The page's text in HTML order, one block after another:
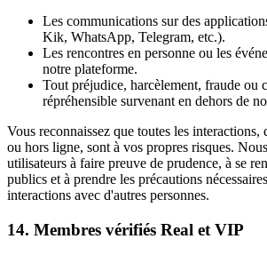
Les communications sur des
Kik, WhatsApp, Telegram, etc.).
Les rencontres en personne ou les
notre plateforme.
Tout préjudice, harcèlement, fraude ou
répréhensible survenant en dehors de
Vous reconnaissez que toutes les interactions,
ou hors ligne, sont à vos propres risques.
utilisateurs à faire preuve de prudence, à se
publics et à prendre les précautions
interactions avec d'autres personnes.
14. Membres vérifiés Real et VIP